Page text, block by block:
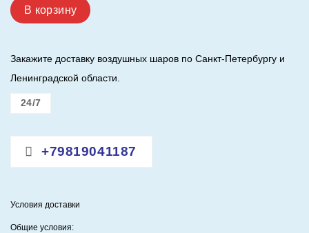
Пошла
Жара.
хром.
В корзину
Закажите доставку воздушных шаров по Санкт-Петербургу и
Ленинградской области.
24/7
+79819041187
Условия доставки
Общие условия: